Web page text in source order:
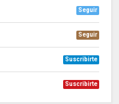
Seguir
Seguir
Suscribirte
Suscribirte